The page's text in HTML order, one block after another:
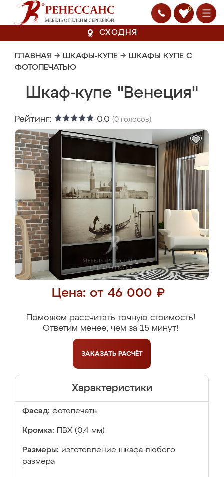
0
СХОДНЯ
ГЛАВНАЯ → ШКАФЫ-КУПЕ → ШКАФЫ КУПЕ С
ФОТОПЕЧАТЬЮ
Шкаф-купе "Венеция"
Рейтинг: 0.0 (0 голосов)
Цена: от 46 000 ₽
Поможем рассчитать точную стоимость!
Ответим менее, чем за 15 минут!
ЗАКАЗАТЬ РАСЧЁТ
Характеристики
Фасад: фотопечать
Кромка: ПВХ (0,4 мм)
Размеры: изготовление шкафа любого
размера